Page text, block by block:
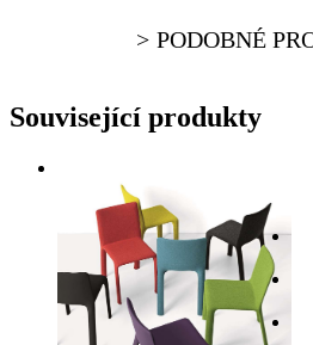
PODOBNÉ
Související produkty